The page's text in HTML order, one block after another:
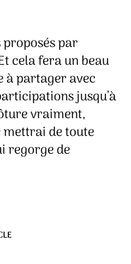
par
cela fera un beau
à partager avec
jusqu’à
vraiment,
de toute
regorge de